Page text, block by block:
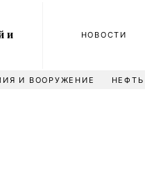
и
НОВОСТИ
И ВООРУЖЕНИЕ